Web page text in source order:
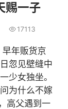
赐一子
 17113
年贩货京
忽见壁缝中
少女独坐。
为什么不嫁
高父遇到一